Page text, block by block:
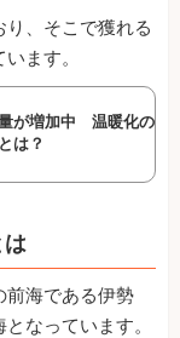
、そこで獲れる
ます。
が増加中 温暖化の
は？
前海である伊勢
なっています。